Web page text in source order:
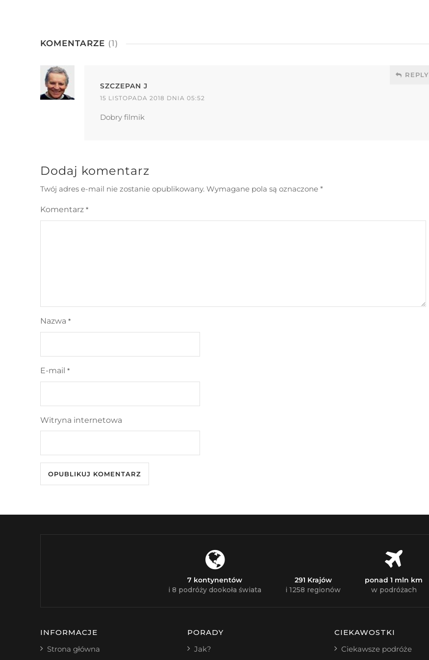
KOMENTARZE (1)
SZCZEPAN J
15 LISTOPADA 2018 DNIA 05:52
REPLY
Dobry filmik
Dodaj komentarz
Twój adres e-mail nie zostanie opublikowany. Wymagane pola są oznaczone *
Komentarz *
Nazwa *
E-mail *
Witryna internetowa
7 kontynentów
i 8 podróży dookoła świata
291 Krajów
i 1258 regionów
ponad 1 mln km
w podróżach
INFORMACJE
Strona główna
PORADY
Jak?
CIEKAWOSTKI
Ciekawsze podróże